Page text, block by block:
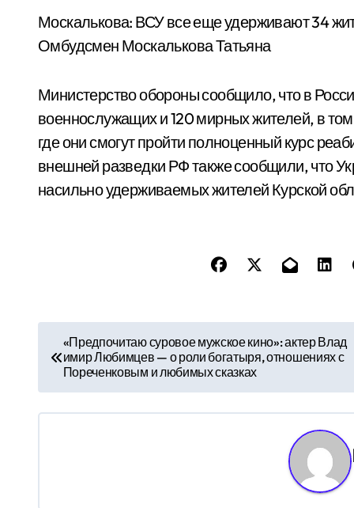
Москалькова: ВСУ все еще удерживают 34
Омбудсмен Москалькова Татьяна
Министерство обороны сообщило, что в
военнослужащих и 120 мирных жителей, в
где они смогут пройти полноценный курс
внешней разведки РФ также сообщили, что
насильно удерживаемых жителей Курской
в
а
«Предпочитаю суровое мужское кино»: актер Влад
имир Любимцев — о роли богатыря, отношениях с
Пореченковым и любимых сказках